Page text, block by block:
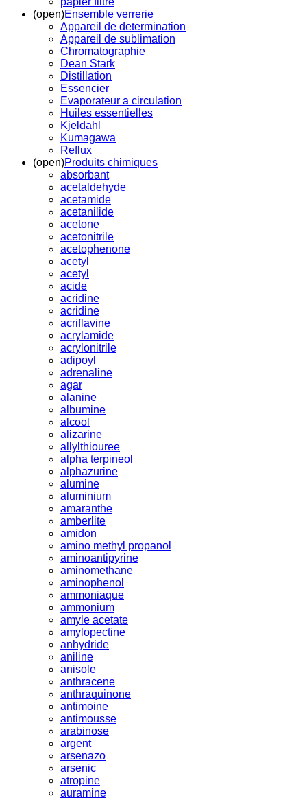
(open)Ensemble verrerie
Appareil de determination
Appareil de sublimation
Chromatographie
Dean Stark
Distillation
Essencier
Evaporateur a circulation
Huiles essentielles
Kjeldahl
Kumagawa
Reflux
(open)Produits chimiques
absorbant
acetaldehyde
acetamide
acetanilide
acetone
acetonitrile
acetophenone
acetyl
acetyl
acide
acridine
acridine
acriflavine
acrylamide
acrylonitrile
adipoyl
adrenaline
agar
alanine
albumine
alcool
alizarine
allylthiouree
alpha terpineol
alphazurine
alumine
aluminium
amaranthe
amberlite
amidon
amino methyl propanol
aminoantipyrine
aminomethane
aminophenol
ammoniaque
ammonium
amyle acetate
amylopectine
anhydride
aniline
anisole
anthracene
anthraquinone
antimoine
antimousse
arabinose
argent
arsenazo
arsenic
atropine
auramine